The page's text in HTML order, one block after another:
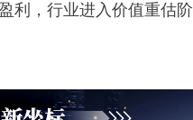
利，行业进入价值重估